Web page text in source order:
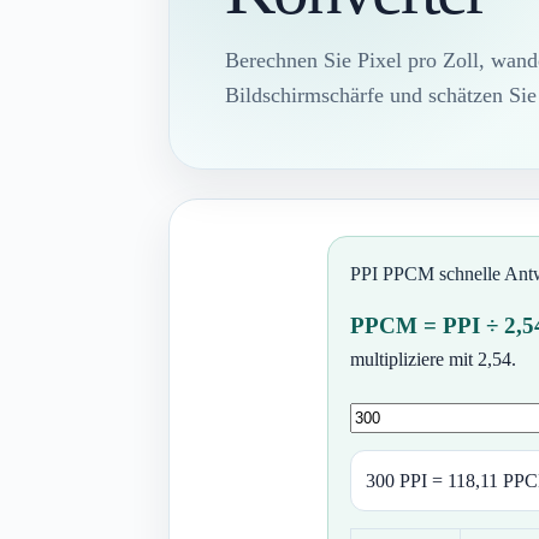
Berechnen Sie Pixel pro Zoll,
Bildschirmschärfe und schätzen
PPI PPCM schnelle
PPCM = PPI ÷
multipliziere mit 2,54.
300 PPI = 118,11